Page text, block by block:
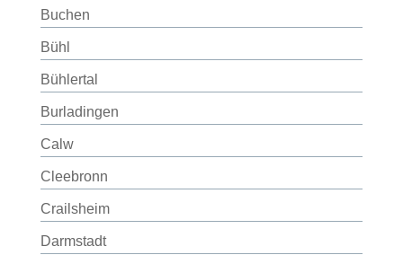
Buchen
Bühl
Bühlertal
Burladingen
Calw
Cleebronn
Crailsheim
Darmstadt